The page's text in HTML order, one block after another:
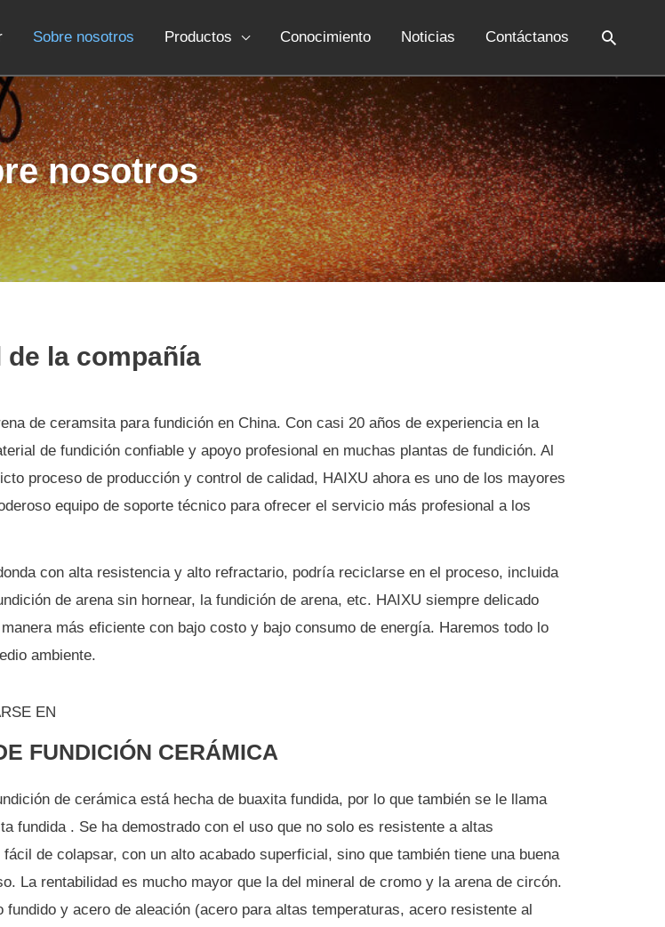
Sobre nosotros Productos Conocimiento Noticias Contáctanos
nosotros
de la compañía
de ceramsita para fundición en China. Con casi 20 años de experiencia en la
de fundición confiable y apoyo profesional en muchas plantas de fundición. Al
proceso de producción y control de calidad, HAIXU ahora es uno de los mayores
equipo de soporte técnico para ofrecer el servicio más profesional a los
con alta resistencia y alto refractario, podría reciclarse en el proceso, incluida
de arena sin hornear, la fundición de arena, etc. HAIXU siempre delicado
más eficiente con bajo costo y bajo consumo de energía. Haremos todo lo
ambiente.
EN
FUNDICIÓN CERÁMICA
de cerámica está hecha de buaxita fundida, por lo que también se le llama
fundida . Se ha demostrado con el uso que no solo es resistente a altas
de colapsar, con un alto acabado superficial, sino que también tiene una buena
La rentabilidad es mucho mayor que la del mineral de cromo y la arena de circón.
fundido y acero de aleación (acero para altas temperaturas, acero resistente al